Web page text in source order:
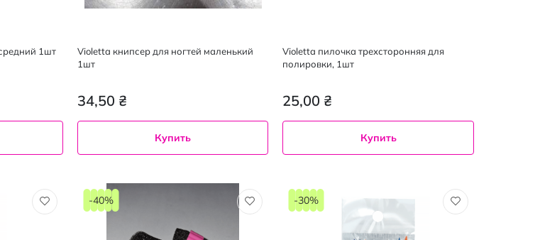
1шт
Violetta книпсер для ногтей маленький
1шт
34,50 ₴
Купить
Violetta пилочка трехсторонняя для
полировки, 1шт
25,00 ₴
Купить
-40% -30%